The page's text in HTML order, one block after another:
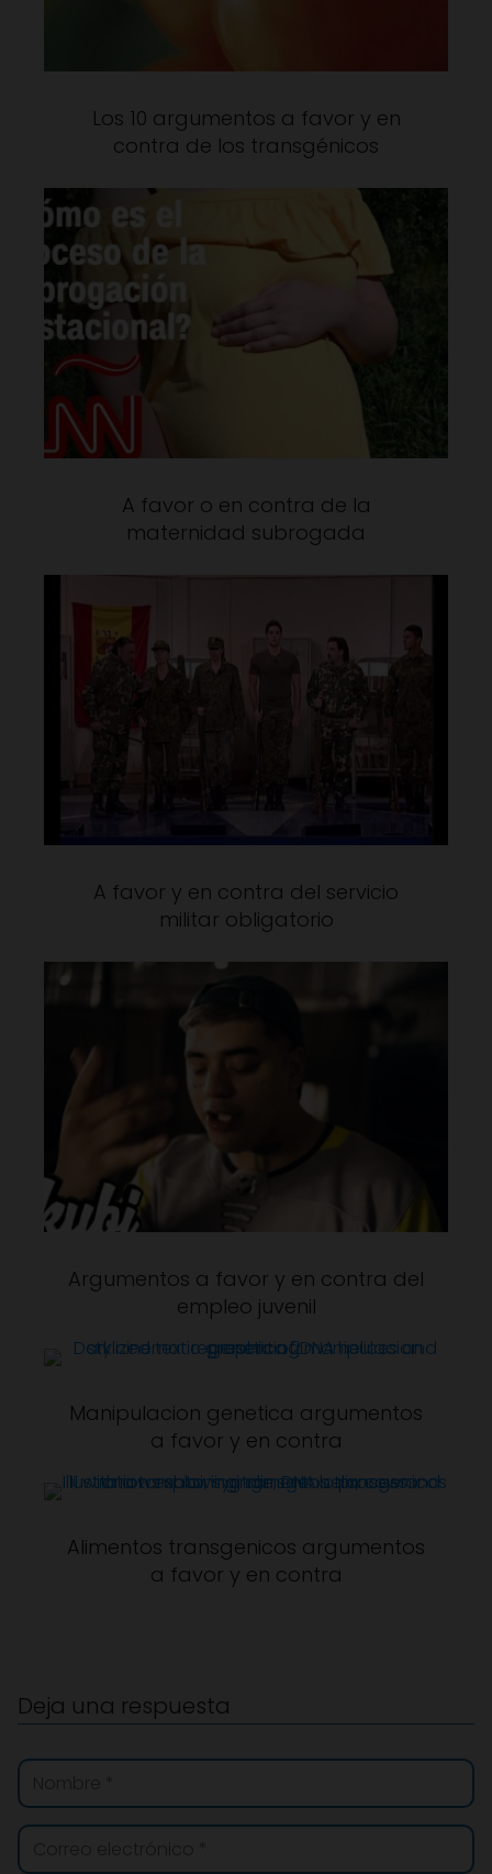
Los 10 argumentos a favor y en
contra de los transgénicos
A favor o en contra de la
maternidad subrogada
A favor y en contra del servicio
militar obligatorio
Argumentos a favor y en contra del
empleo juvenil
Manipulacion genetica argumentos
a favor y en contra
Alimentos transgenicos argumentos
a favor y en contra
Deja una respuesta